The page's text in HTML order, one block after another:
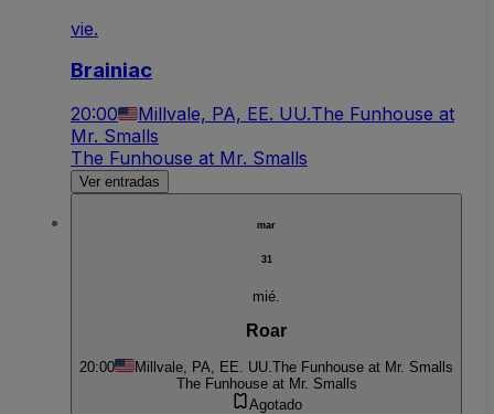
vie.
Brainiac
20:00 Millvale, PA, EE. UU.The Funhouse at
Mr. Smalls
The Funhouse at Mr. Smalls
Ver entradas
mar
31
mié.
Roar
20:00 Millvale, PA, EE. UU. The Funhouse at Mr. Smalls
The Funhouse at Mr. Smalls
Agotado